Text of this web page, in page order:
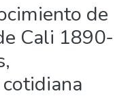
de
Cali 1890-